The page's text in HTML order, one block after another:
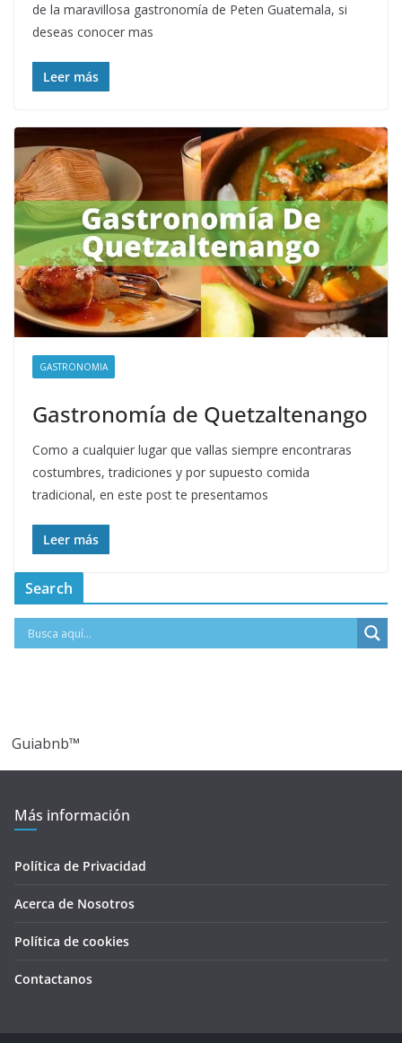
de la maravillosa gastronomía de Peten Guatemala, si
deseas conocer mas
Leer más
GASTRONOMIA
Gastronomía de Quetzaltenango
Como a cualquier lugar que vallas siempre encontraras
costumbres, tradiciones y por supuesto comida
tradicional, en este post te presentamos
Leer más
Search
Guiabnb™
Más información
Política de Privacidad
Acerca de Nosotros
Política de cookies
Contactanos